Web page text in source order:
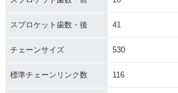
R・マイナーチェン
R・新登場
スプロケット歯数・後 41
チェーンサイズ 530
標準チェーンリンク数 116